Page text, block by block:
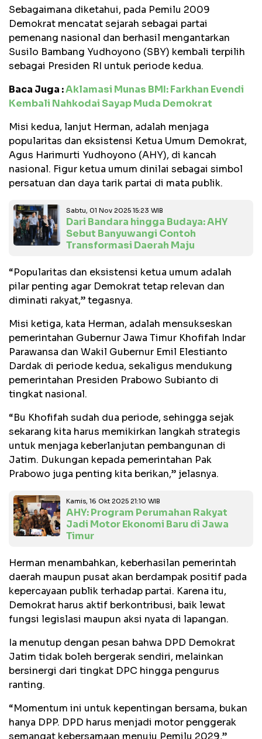
Sebagaimana diketahui, pada Pemilu 2009
Demokrat mencatat sejarah sebagai partai
pemenang nasional dan berhasil mengantarkan
Susilo Bambang Yudhoyono (SBY) kembali terpilih
sebagai Presiden RI untuk periode kedua.
Baca Juga :Aklamasi Munas BMI: Farkhan Evendi
Kembali Nahkodai Sayap Muda Demokrat
Misi kedua, lanjut Herman, adalah menjaga
popularitas dan eksistensi Ketua Umum Demokrat,
Agus Harimurti Yudhoyono (AHY), di kancah
nasional. Figur ketua umum dinilai sebagai simbol
persatuan dan daya tarik partai di mata publik.
Sabtu, 01 Nov 2025 15:23 WIB
Dari Bandara hingga Budaya: AHY
Sebut Banyuwangi Contoh
Transformasi Daerah Maju
“Popularitas dan eksistensi ketua umum adalah
pilar penting agar Demokrat tetap relevan dan
diminati rakyat,” tegasnya.
Misi ketiga, kata Herman, adalah mensukseskan
pemerintahan Gubernur Jawa Timur Khofifah Indar
Parawansa dan Wakil Gubernur Emil Elestianto
Dardak di periode kedua, sekaligus mendukung
pemerintahan Presiden Prabowo Subianto di
tingkat nasional.
“Bu Khofifah sudah dua periode, sehingga sejak
sekarang kita harus memikirkan langkah strategis
untuk menjaga keberlanjutan pembangunan di
Jatim. Dukungan kepada pemerintahan Pak
Prabowo juga penting kita berikan,” jelasnya.
Kamis, 16 Okt 2025 21:10 WIB
AHY: Program Perumahan Rakyat
Jadi Motor Ekonomi Baru di Jawa
Timur
Herman menambahkan, keberhasilan pemerintah
daerah maupun pusat akan berdampak positif pada
kepercayaan publik terhadap partai. Karena itu,
Demokrat harus aktif berkontribusi, baik lewat
fungsi legislasi maupun aksi nyata di lapangan.
Ia menutup dengan pesan bahwa DPD Demokrat
Jatim tidak boleh bergerak sendiri, melainkan
bersinergi dari tingkat DPC hingga pengurus
ranting.
“Momentum ini untuk kepentingan bersama, bukan
hanya DPP. DPD harus menjadi motor penggerak
semangat kebersamaan menuju Pemilu 2029,”